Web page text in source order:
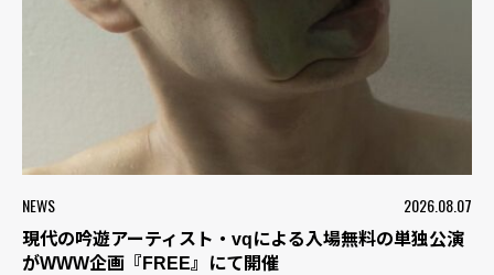
NEWS 2026.08.07
現代の吟遊アーティスト・vqによる入場無料の単独公演
がWWW企画『FREE』にて開催